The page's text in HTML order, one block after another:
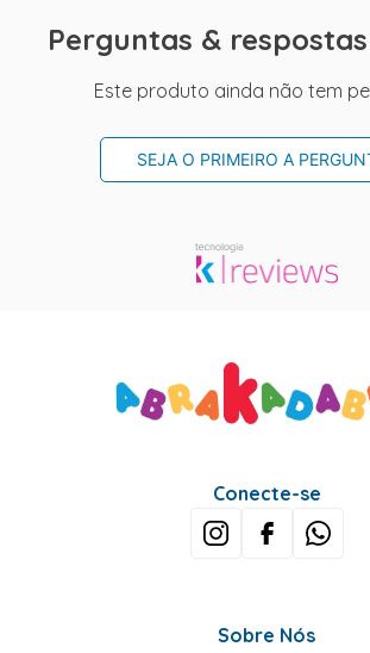
Perguntas & respostas
Este produto ainda não tem
SEJA O PRIMEIRO A
Conecte-se
Sobre Nós